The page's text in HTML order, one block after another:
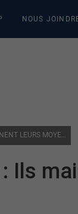
NOUS
GRÈVE DES PARAMÉDICAUX : ILS MAINTIENNENT LEURS MOYENS DE PRESSION
Ils